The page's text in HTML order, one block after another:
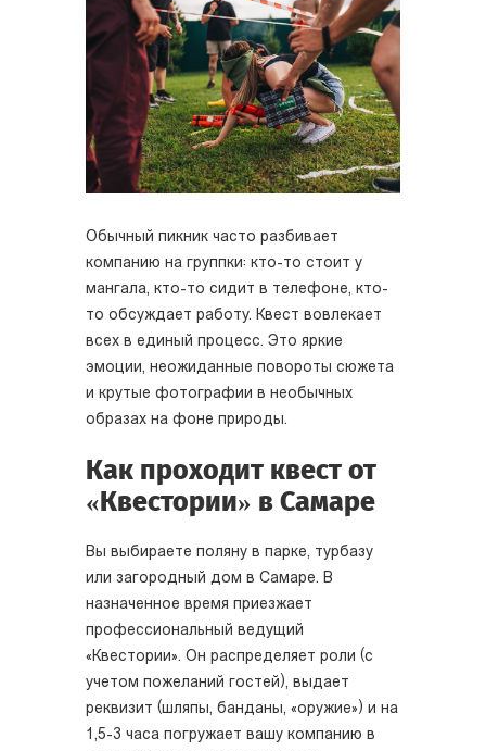
Обычный пикник часто разбивает
компанию на группки: кто-то стоит у
мангала, кто-то сидит в телефоне, кто-
то обсуждает работу. Квест вовлекает
всех в единый процесс. Это яркие
эмоции, неожиданные повороты сюжета
и крутые фотографии в необычных
образах на фоне природы.
Как проходит квест от
«Квестории» в Самаре
Вы выбираете поляну в парке, турбазу
или загородный дом в Самаре. В
назначенное время приезжает
профессиональный ведущий
«Квестории». Он распределяет роли (с
учетом пожеланий гостей), выдает
реквизит (шляпы, банданы, «оружие») и на
1,5-3 часа погружает вашу компанию в